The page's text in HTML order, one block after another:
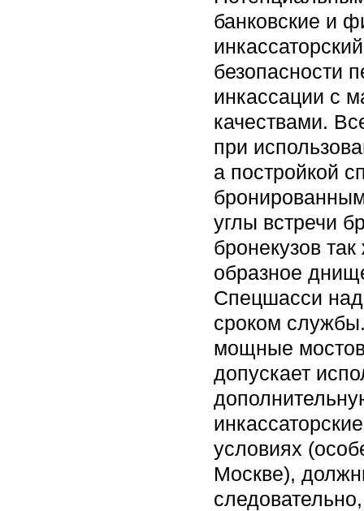
банковские и
безопасности
инкассации с
качествами.
при
а постройкой
углы встречи
бронекузов
образное
Спецшасси
сроком
мощные
допускает
условиях
Москве),